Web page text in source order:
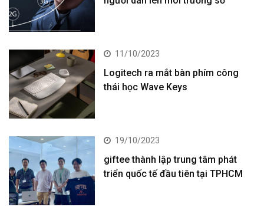
11/10/2023
Logitech ra mắt bàn phím công
thái học Wave Keys
19/10/2023
giftee thành lập trung tâm phát
triển quốc tế đầu tiên tại TPHCM